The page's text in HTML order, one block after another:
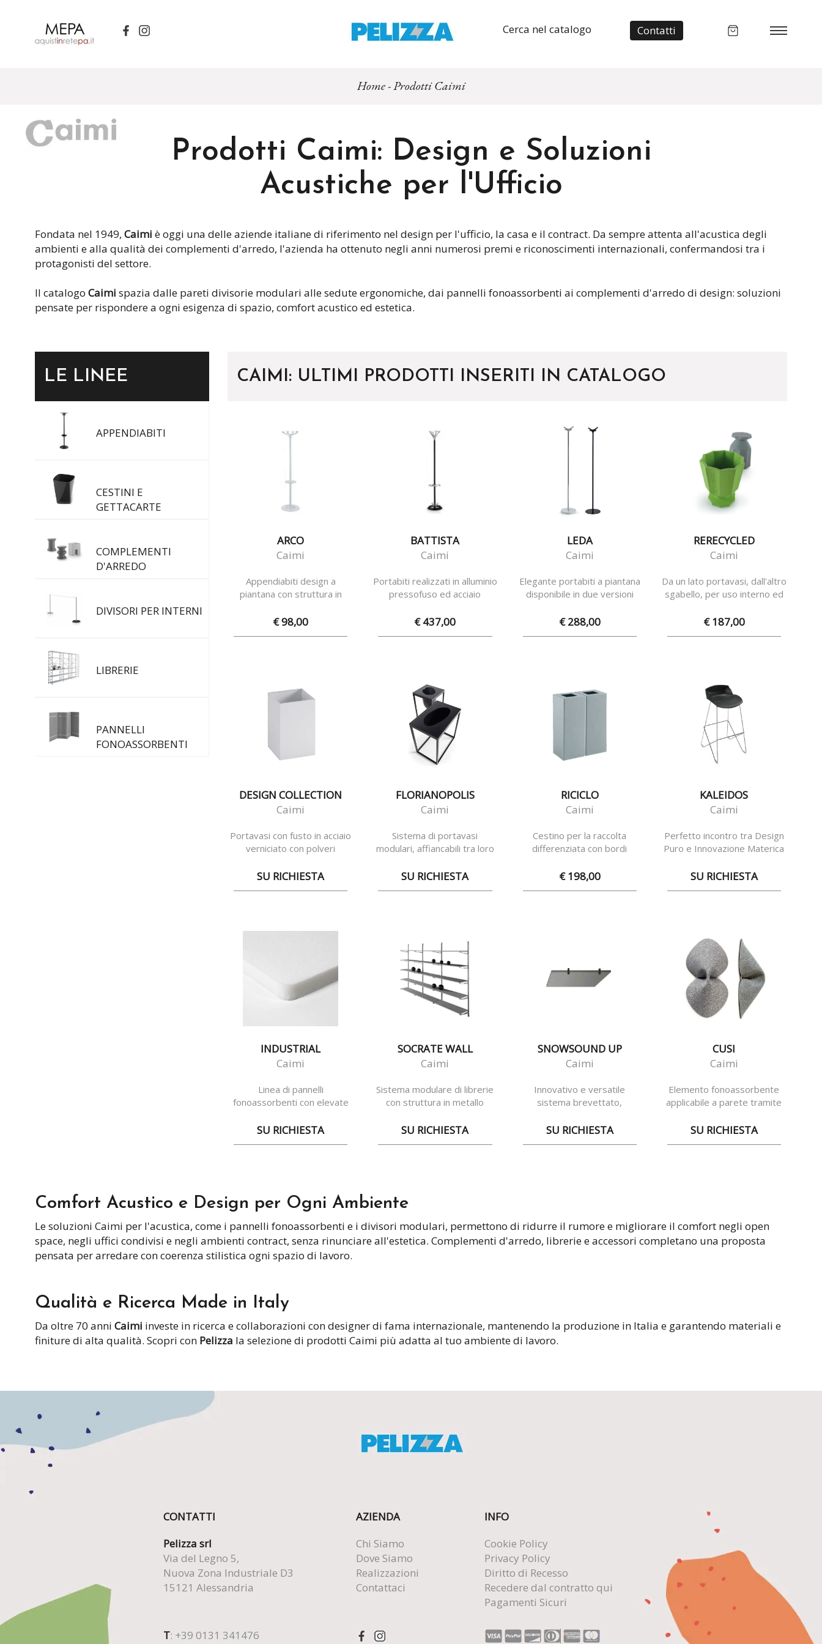
Contatti
Cerca nel catalogo
Home-Prodotti Caimi
Prodotti Caimi: Design e Soluzioni
Acustiche per l'Ufficio
Fondata nel 1949, Caimi è oggi una delle aziende italiane di riferimento nel design per l'ufficio, la casa e il contract. Da sempre attenta all'acustica degli
ambienti e alla qualità dei complementi d'arredo, l'azienda ha ottenuto negli anni numerosi premi e riconoscimenti internazionali, confermandosi tra i
protagonisti del settore.
Il catalogo Caimi spazia dalle pareti divisorie modulari alle sedute ergonomiche, dai pannelli fonoassorbenti ai complementi d'arredo di design: soluzioni
pensate per rispondere a ogni esigenza di spazio, comfort acustico ed estetica.
LE LINEE
APPENDIABITI
CESTINI E
GETTACARTE
COMPLEMENTI
D'ARREDO
DIVISORI PER INTERNI
LIBRERIE
PANNELLI
FONOASSORBENTI
CAIMI: ULTIMI PRODOTTI INSERITI IN CATALOGO
ARCO
Caimi
Appendiabiti design a
piantana con struttura in
€ 98,00
BATTISTA
Caimi
Portabiti realizzati in alluminio
pressofuso ed acciaio
€ 437,00
LEDA
Caimi
Elegante portabiti a piantana
disponibile in due versioni
€ 288,00
RERECYCLED
Caimi
Da un lato portavasi, dall'altro
sgabello, per uso interno ed
€ 187,00
DESIGN COLLECTION
Caimi
Portavasi con fusto in acciaio
verniciato con polveri
SU RICHIESTA
FLORIANOPOLIS
Caimi
Sistema di portavasi
modulari, affiancabili tra loro
SU RICHIESTA
RICICLO
Caimi
Cestino per la raccolta
differenziata con bordi
€ 198,00
KALEIDOS
Caimi
Perfetto incontro tra Design
Puro e Innovazione Materica
SU RICHIESTA
INDUSTRIAL
Caimi
Linea di pannelli
fonoassorbenti con elevate
SU RICHIESTA
SOCRATE WALL
Caimi
Sistema modulare di librerie
con struttura in metallo
SU RICHIESTA
SNOWSOUND UP
Caimi
Innovativo e versatile
sistema brevettato,
soffitto
SU RICHIESTA
CUSI
Caimi
Elemento fonoassorbente
applicabile a parete tramite
SU RICHIESTA
Comfort Acustico e Design per Ogni Ambiente
Le soluzioni Caimi per l'acustica, come i pannelli fonoassorbenti e i divisori modulari, permettono di ridurre il rumore e migliorare il comfort negli open
space, negli uffici condivisi e negli ambienti contract, senza rinunciare all'estetica. Complementi d'arredo, librerie e accessori completano una proposta
pensata per arredare con coerenza stilistica ogni spazio di lavoro.
Qualità e Ricerca Made in Italy
Da oltre 70 anni Caimi investe in ricerca e collaborazioni con designer di fama internazionale, mantenendo la produzione in Italia e garantendo materiali e
finiture di alta qualità. Scopri con Pelizza la selezione di prodotti Caimi più adatta al tuo ambiente di lavoro.
CONTATTI
Pelizza srl
Via del Legno 5,
Nuova Zona Industriale D3
15121 Alessandria
AZIENDA
Chi Siamo
Dove Siamo
Realizzazioni
Contattaci
INFO
Cookie Policy
Privacy Policy
Diritto di Recesso
Recedere dal contratto qui
Pagamenti Sicuri
T: +39 0131 341476